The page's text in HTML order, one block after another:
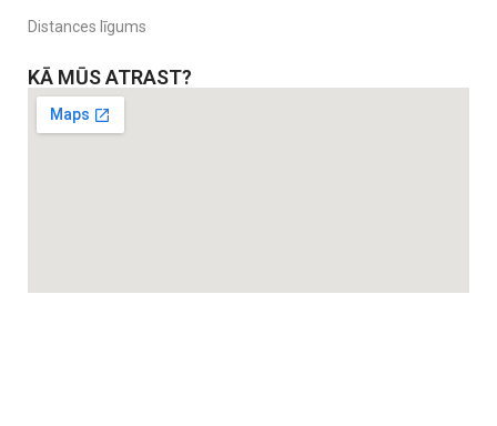
Distances līgums
KĀ MŪS ATRAST?